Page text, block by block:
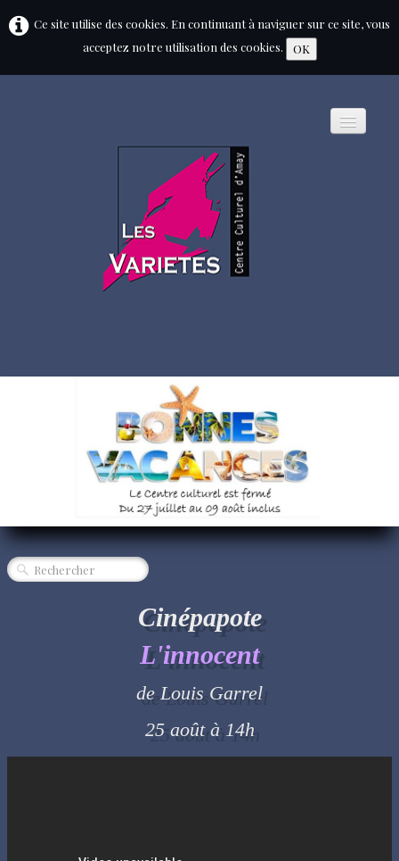
Ce site utilise des cookies. En continuant à naviguer sur ce site, vous
acceptez notre utilisation des cookies.
OK
HOME
CINÉMA
SPECTACLE
MUSIQUE
PARTENAIRES
"RENDEZ-VOUS"
Cinépapote
L'innocent
de Louis Garrel
25 août à 14h